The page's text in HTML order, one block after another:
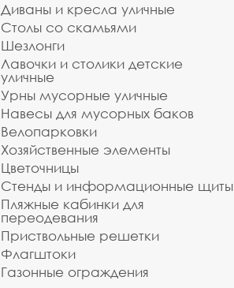
Диваны и кресла уличные
Столы со скамьями
Шезлонги
Лавочки и столики детские
уличные
Урны мусорные уличные
Навесы для мусорных баков
Велопарковки
Хозяйственные элементы
Цветочницы
Стенды и информационные щиты
Пляжные кабинки для
переодевания
Приствольные решетки
Флагштоки
Газонные ограждения